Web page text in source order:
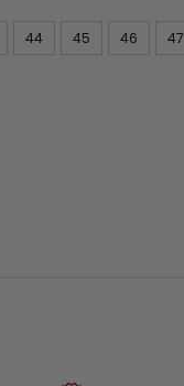
44 45 46 47